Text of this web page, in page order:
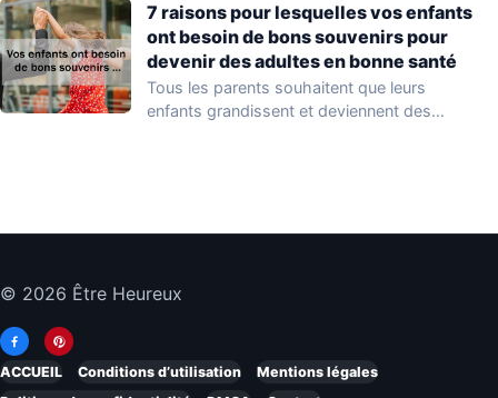
7 raisons pour lesquelles vos enfants
ont besoin de bons souvenirs pour
devenir des adultes en bonne santé
Tous les parents souhaitent que leurs
enfants grandissent et deviennent des
© 2026 Être Heureux
ACCUEIL Conditions d’utilisation
Mentions légales